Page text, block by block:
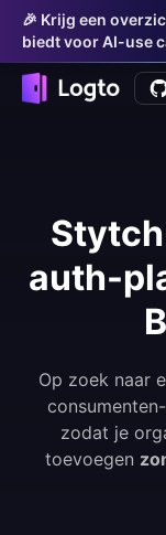
🎉 Krijg een
biedt voor AI-use
auth-
Op zoek naar
zodat je
toevoegen